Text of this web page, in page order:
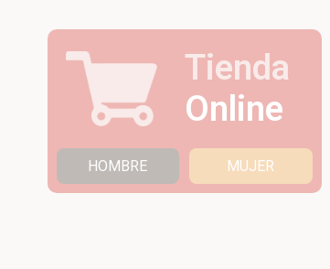
Tienda
Online
HOMBRE MUJER